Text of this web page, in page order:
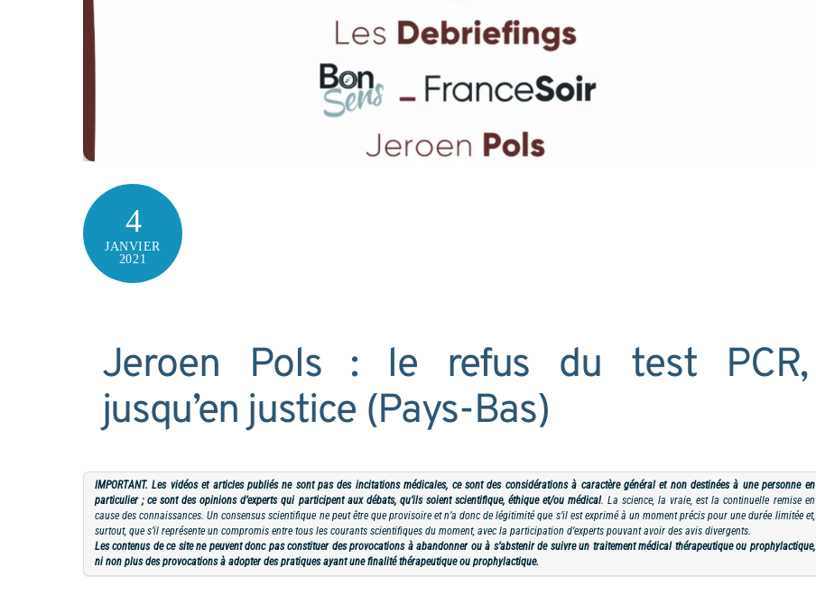
4
JANVIER
2021
Jeroen Pols : le refus du test PCR,
jusqu’en justice (Pays-Bas)
IMPORTANT. Les vidéos et articles publiés ne sont pas des incitations médicales, ce sont des considérations à caractère général et non destinées à une personne en
particulier ; ce sont des opinions d’experts qui participent aux débats, qu’ils soient scientifique, éthique et/ou médical. La science, la vraie, est la continuelle remise en
cause des connaissances. Un consensus scientifique ne peut être que provisoire et n’a donc de légitimité que s’il est exprimé à un moment précis pour une durée limitée et,
surtout, que s’il représente un compromis entre tous les courants scientifiques du moment, avec la participation d’experts pouvant avoir des avis divergents.
Les contenus de ce site ne peuvent donc pas constituer des provocations à abandonner ou à s’abstenir de suivre un traitement médical thérapeutique ou prophylactique,
ni non plus des provocations à adopter des pratiques ayant une finalité thérapeutique ou prophylactique.